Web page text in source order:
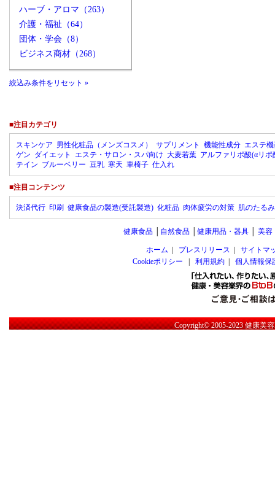
ハーブ・アロマ（263）
介護・福祉（64）
団体・学会（8）
ビジネス商材（268）
絞込み条件をリセット »
■注目カテゴリ
スキンケア 男性化粧品（メンズコスメ） サプリメント 機能性成分 エステ
ゲン ダイエット エステ・サロン・スパ向け 大麦若葉 アルファリポ酸(αリポ
テイン ブルーベリー 豆乳 寒天 車椅子 仕入れ
■注目コンテンツ
決済代行 印刷 健康食品の製造(受託製造) 化粧品 肉体疲労の対策 肌のたる
健康食品│ 自然食品│ 健康用品・器具│ 美容
ホーム プレスリリース
サイトマ
Cookieポリシー
利用規約| 個人情報保
Copyright© 2005-2023健康美